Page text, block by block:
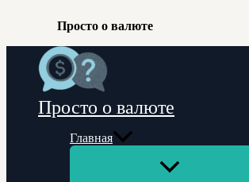
Просто о валюте
Перейти
содержимому
Просто о валюте
Главная
Переключатель